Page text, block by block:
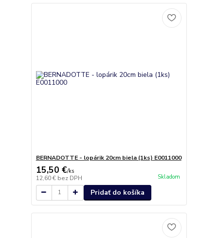
BERNADOTTE - lopárik 20cm biela (1ks) E0011000
15,50 €/ks
12,60 € bez DPH Skladom
Pridať do košíka